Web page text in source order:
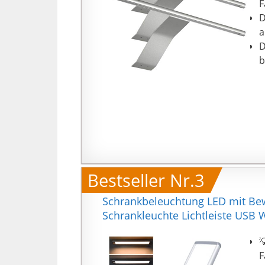
Bestseller Nr.3
Schrankbeleuchtung LED mit
Schrankleuchte Lichtleiste USB